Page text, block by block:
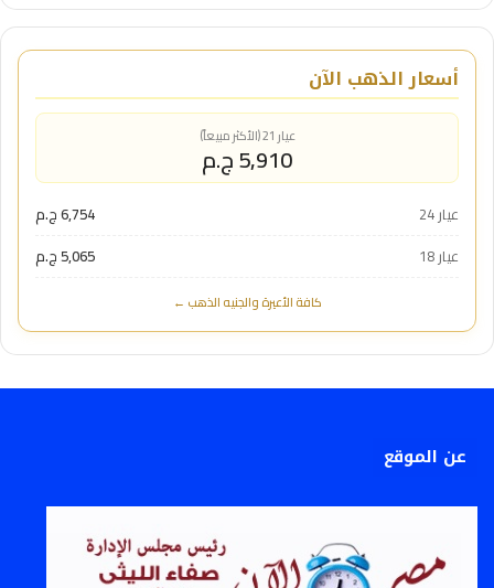
أسعار الذهب الآن
عيار 21 (الأكثر مبيعاً)
5,910 ج.م
عيار 24
6,754 ج.م
عيار 18
5,065 ج.م
كافة الأعيرة والجنيه الذهب ←
عن الموقع